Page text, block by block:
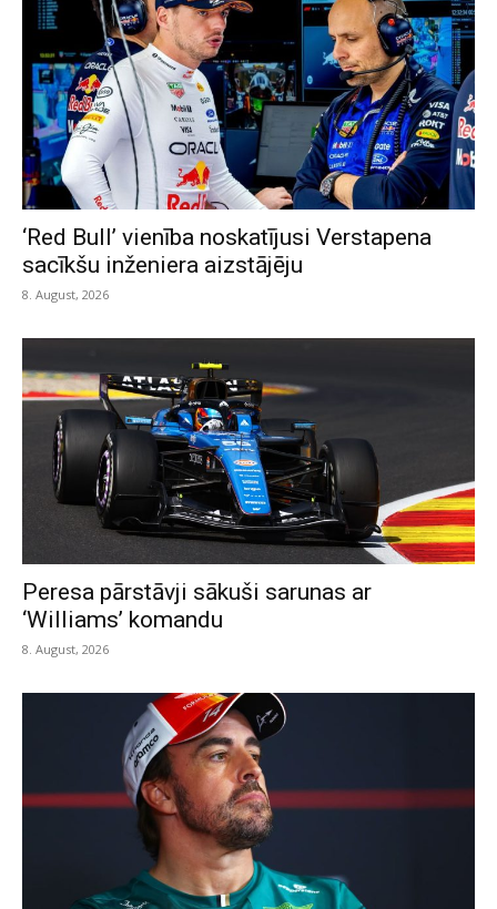
‘Red Bull’ vienība noskatījusi Verstapena
sacīkšu inženiera aizstājēju
8. August, 2026
Peresa pārstāvji sākuši sarunas ar
‘Williams’ komandu
8. August, 2026